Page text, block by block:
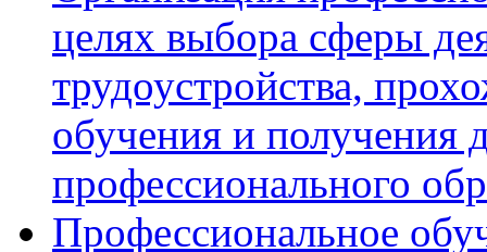
целях выбора сферы
трудоустройства,
обучения и получения
профессионального
Профессиональное